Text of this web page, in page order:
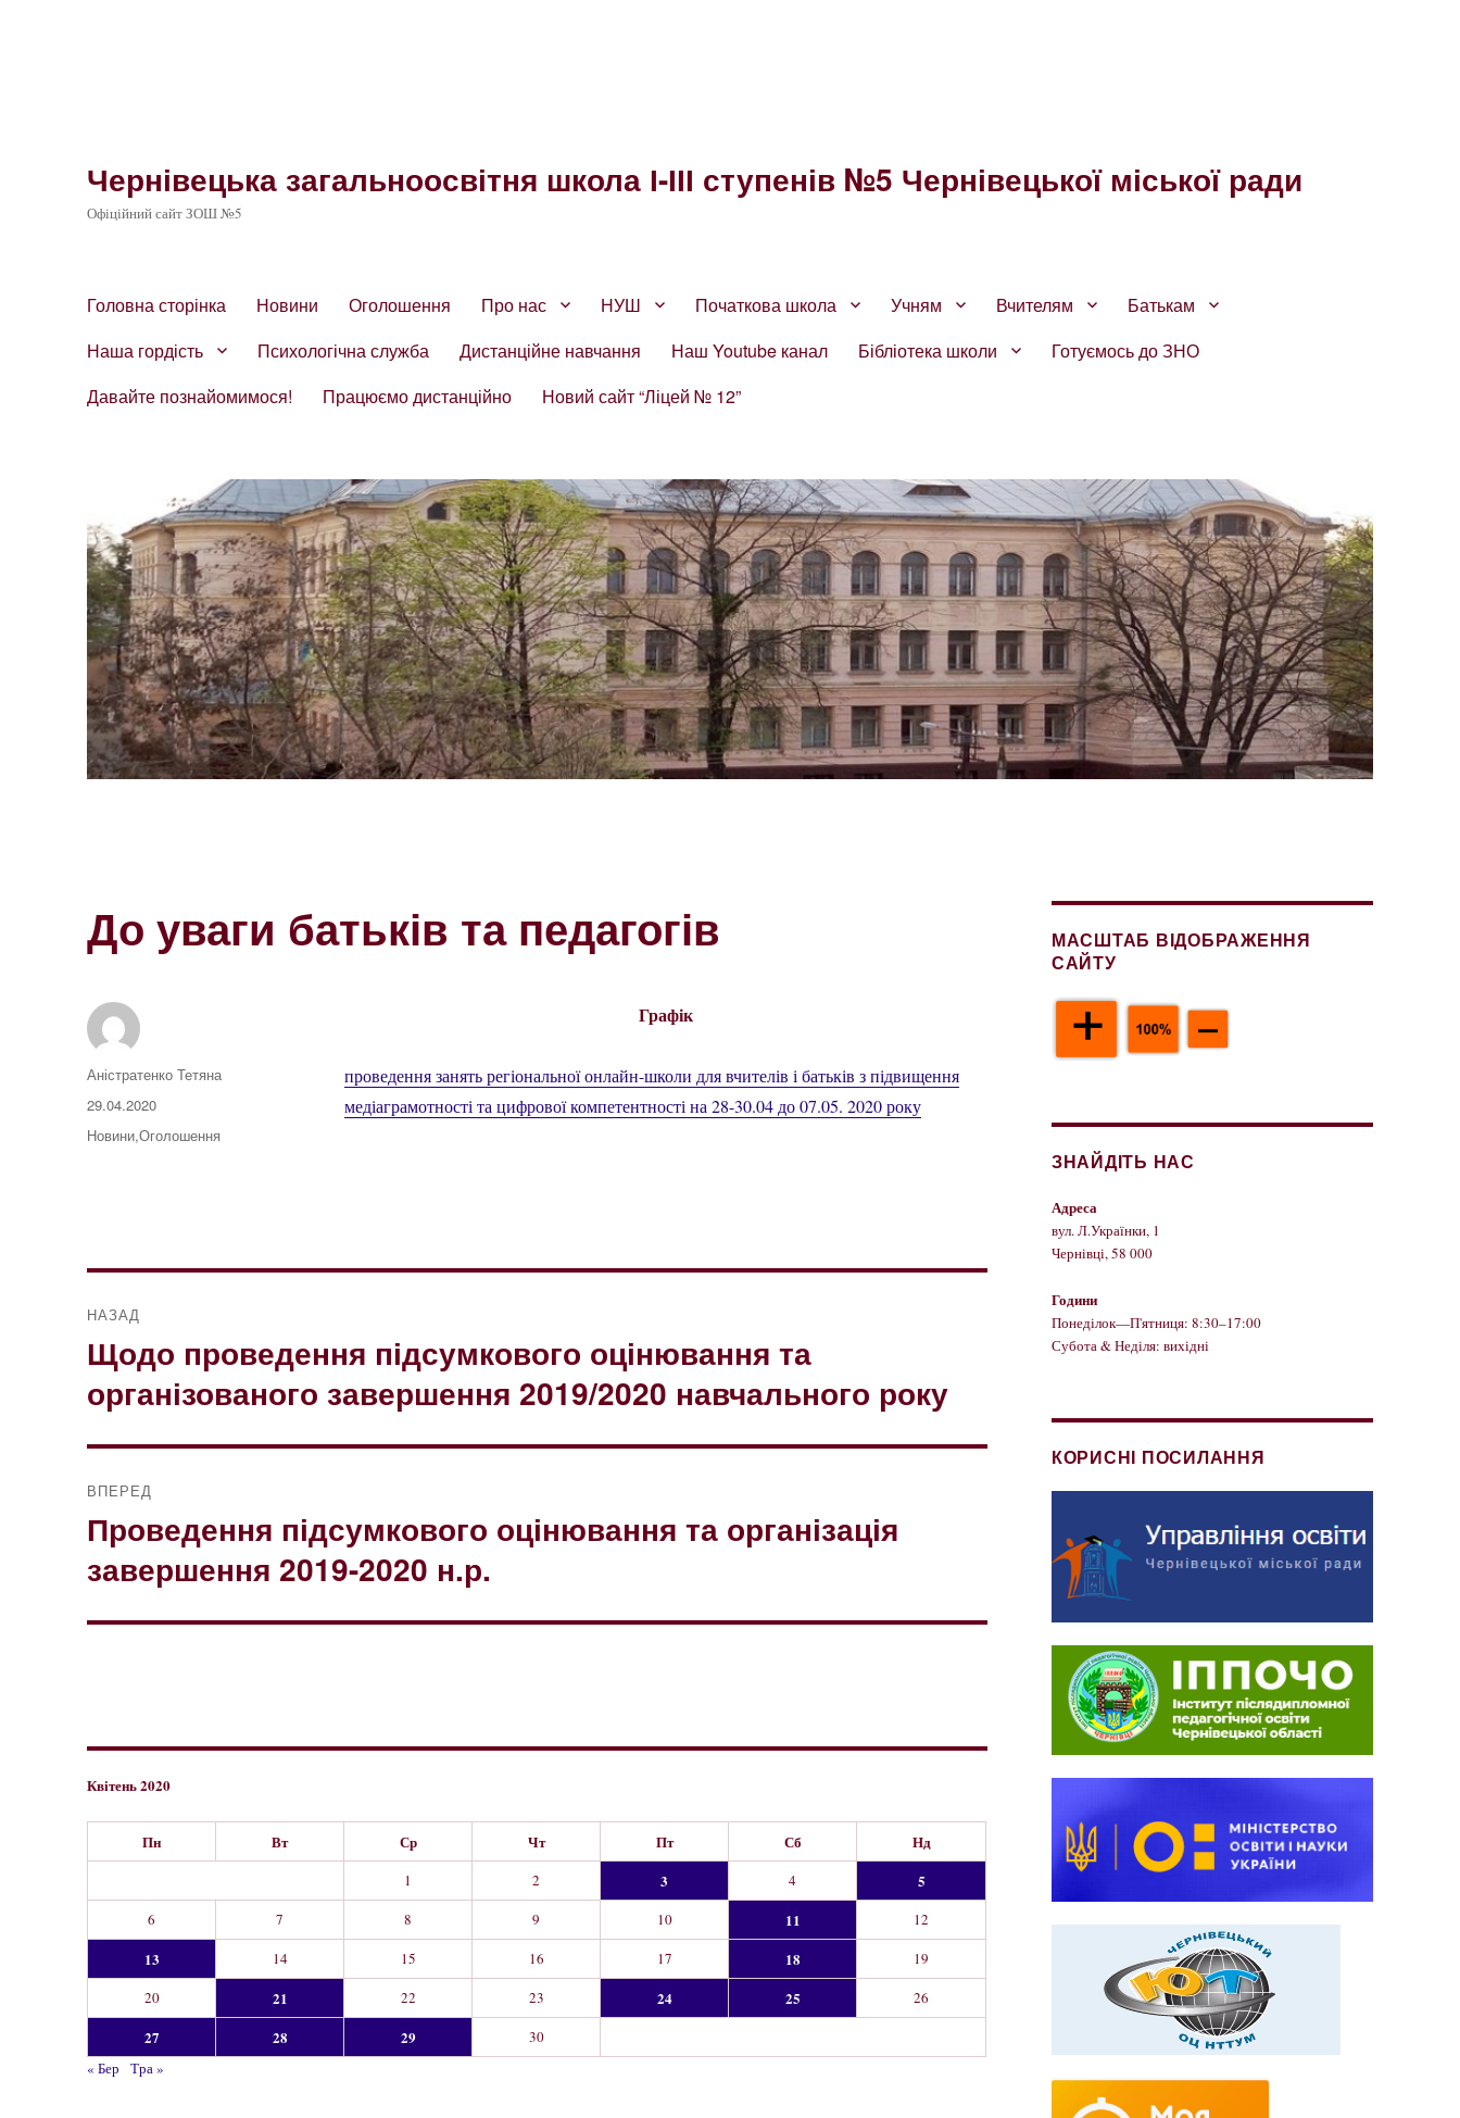
Чернівецька загальноосвітня школа І-ІІІ ступенів №5 Чернівецької міської ради
Офіційний сайт ЗОШ №5
Головна сторінка Новини Оголошення Про нас НУШ Початкова школа Учням Вчителям
Батькам
Наша гордість
Психологічна служба Дистанційне навчання Наш Youtube канал Бібліотека школи
Готуємось до ЗНО
Давайте познайомимося!
Працюємо дистанційно Новий сайт “Ліцей № 12”
До уваги батьків та педагогів
Графік
проведення занять регіональної онлайн-школи для вчителів і батьків з підвищення
медіаграмотності та цифрової компетентності на 28-30.04 до 07.05. 2020 року
Автор
Аністратенко Тетяна
Оприлюднено
29.04.2020
Категорії
Новини,Оголошення
записів
НАЗАД
Попередній
запис:
Щодо проведення підсумкового оцінювання та
організованого завершення 2019/2020 навчального року
ВПЕРЕД
Наступний
запис:
Проведення підсумкового оцінювання та організація
завершення 2019-2020 н.р.
Квітень 2020
Пн Вт Ср Чт Пт Сб Нд
1 2 3 4 5
6 7 8 9 10 11 12
13 14 15 16 17 18
19
20
21 22 23 24 25 26
27 28 29
30
« Бер
Тра »
МАСШТАБ ВІДОБРАЖЕННЯ
САЙТУ
ЗНАЙДІТЬ НАС
Адреса
вул. Л.Українки, 1
Чернівці, 58 000
Години
Понеділок—П'ятниця: 8:30–17:00
Субота & Неділя: вихідні
КОРИСНІ ПОСИЛАННЯ